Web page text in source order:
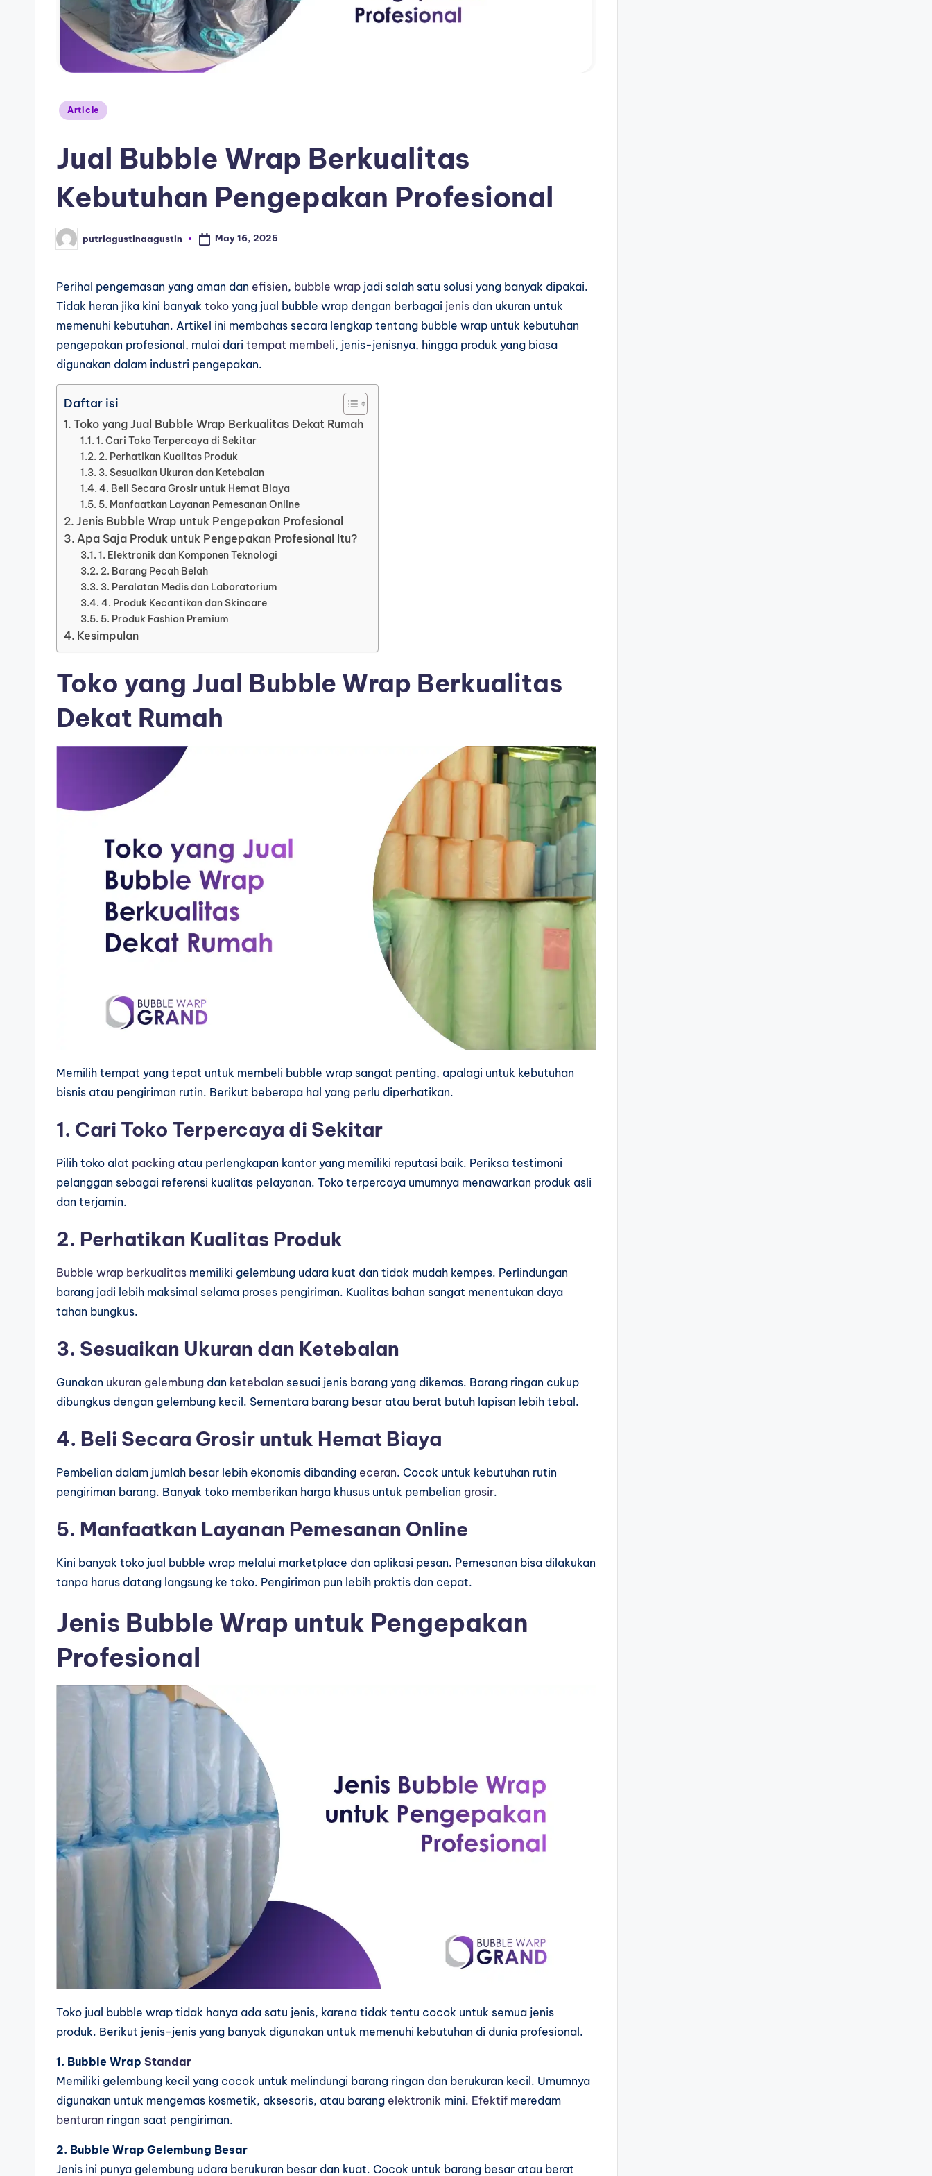
Article
Jual Bubble Wrap Berkualitas
Kebutuhan Pengepakan Profesional
putriagustinaagustin May 16, 2025
Perihal pengemasan yang aman dan efisien, bubble wrap jadi salah satu solusi yang banyak dipakai.
Tidak heran jika kini banyak toko yang jual bubble wrap dengan berbagai jenis dan ukuran untuk
memenuhi kebutuhan. Artikel ini membahas secara lengkap tentang bubble wrap untuk kebutuhan
pengepakan profesional, mulai dari tempat membeli, jenis-jenisnya, hingga produk yang biasa
digunakan dalam industri pengepakan.
Daftar isi
Toko yang Jual Bubble Wrap Berkualitas Dekat Rumah
1. Cari Toko Terpercaya di Sekitar
2. Perhatikan Kualitas Produk
3. Sesuaikan Ukuran dan Ketebalan
4. Beli Secara Grosir untuk Hemat Biaya
5. Manfaatkan Layanan Pemesanan Online
Jenis Bubble Wrap untuk Pengepakan Profesional
Apa Saja Produk untuk Pengepakan Profesional Itu?
1. Elektronik dan Komponen Teknologi
2. Barang Pecah Belah
3. Peralatan Medis dan Laboratorium
4. Produk Kecantikan dan Skincare
5. Produk Fashion Premium
Kesimpulan
Toko yang Jual Bubble Wrap Berkualitas
Dekat Rumah
Memilih tempat yang tepat untuk membeli bubble wrap sangat penting, apalagi untuk kebutuhan
bisnis atau pengiriman rutin. Berikut beberapa hal yang perlu diperhatikan.
1. Cari Toko Terpercaya di Sekitar
Pilih toko alat packing atau perlengkapan kantor yang memiliki reputasi baik. Periksa testimoni
pelanggan sebagai referensi kualitas pelayanan. Toko terpercaya umumnya menawarkan produk asli
dan terjamin.
2. Perhatikan Kualitas Produk
Bubble wrap berkualitas memiliki gelembung udara kuat dan tidak mudah kempes. Perlindungan
barang jadi lebih maksimal selama proses pengiriman. Kualitas bahan sangat menentukan daya
tahan bungkus.
3. Sesuaikan Ukuran dan Ketebalan
Gunakan ukuran gelembung dan ketebalan sesuai jenis barang yang dikemas. Barang ringan cukup
dibungkus dengan gelembung kecil. Sementara barang besar atau berat butuh lapisan lebih tebal.
4. Beli Secara Grosir untuk Hemat Biaya
Pembelian dalam jumlah besar lebih ekonomis dibanding eceran. Cocok untuk kebutuhan rutin
pengiriman barang. Banyak toko memberikan harga khusus untuk pembelian grosir.
5. Manfaatkan Layanan Pemesanan Online
Kini banyak toko jual bubble wrap melalui marketplace dan aplikasi pesan. Pemesanan bisa dilakukan
tanpa harus datang langsung ke toko. Pengiriman pun lebih praktis dan cepat.
Jenis Bubble Wrap untuk Pengepakan
Profesional
Toko jual bubble wrap tidak hanya ada satu jenis, karena tidak tentu cocok untuk semua jenis
produk. Berikut jenis-jenis yang banyak digunakan untuk memenuhi kebutuhan di dunia profesional.
1. Bubble Wrap Standar
Memiliki gelembung kecil yang cocok untuk melindungi barang ringan dan berukuran kecil. Umumnya
digunakan untuk mengemas kosmetik, aksesoris, atau barang elektronik mini. Efektif meredam
benturan ringan saat pengiriman.
2. Bubble Wrap Gelembung Besar
Jenis ini punya gelembung udara berukuran besar dan kuat. Cocok untuk barang besar atau berat